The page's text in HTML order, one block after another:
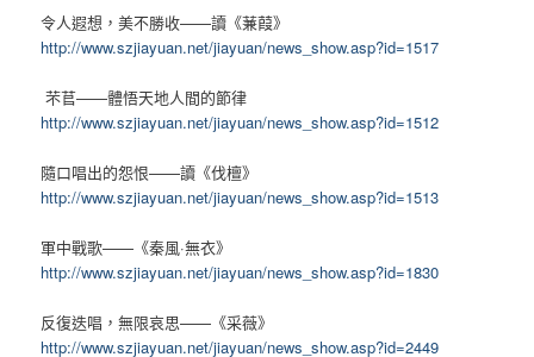
令人遐想，美不勝收——讀《蒹葭》
http://www.szjiayuan.net/jiayuan/news_show.asp?id=1517
芣苢——體悟天地人間的節律
http://www.szjiayuan.net/jiayuan/news_show.asp?id=1512
隨口唱出的怨恨——讀《伐檀》
http://www.szjiayuan.net/jiayuan/news_show.asp?id=1513
軍中戰歌—— 《秦風·無衣》
http://www.szjiayuan.net/jiayuan/news_show.asp?id=1830
反復迭唱，無限哀思—— 《采薇》
http://www.szjiayuan.net/jiayuan/news_show.asp?id=2449